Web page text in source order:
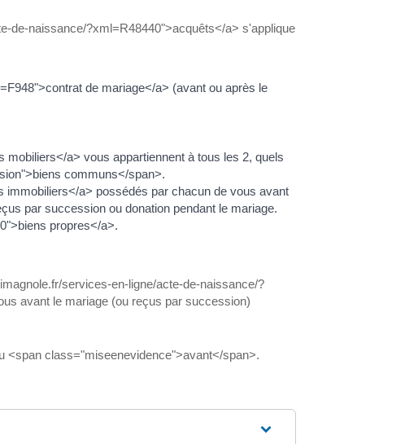
de-naissance/?xml=R48440">acquêts</a> s'applique
de mariage</a> (avant ou après le
a> vous appartiennent à tous les 2, quels
communs</span>.
a> possédés par chacun de vous avant
par succession ou donation pendant le mariage.
propres</a>.
services-en-ligne/acte-de-naissance/?
avant le mariage (ou reçus par succession)
<span class="miseenevidence">avant</span>.